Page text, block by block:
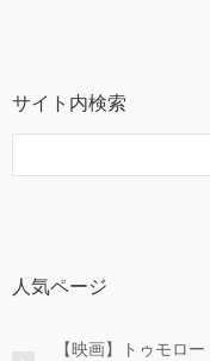
サイト内検索
人気ページ
【映画】トゥモロ